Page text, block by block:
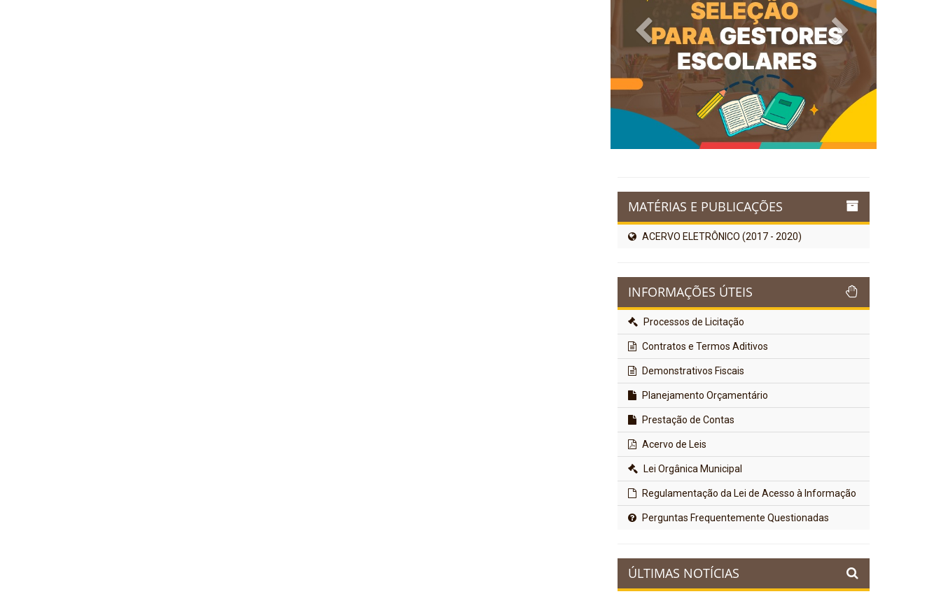
Previous Next
MATÉRIAS E PUBLICAÇÕES
ACERVO ELETRÔNICO (2017 - 2020)
INFORMAÇÕES ÚTEIS
Processos de Licitação
Contratos e Termos Aditivos
Demonstrativos Fiscais
Planejamento Orçamentário
Prestação de Contas
Acervo de Leis
Lei Orgânica Municipal
Regulamentação da Lei de Acesso à Informação
Perguntas Frequentemente Questionadas
ÚLTIMAS NOTÍCIAS